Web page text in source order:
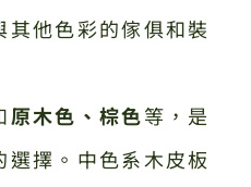
其他色彩的傢俱和裝
原木色、棕色等，是
選擇。中色系木皮板